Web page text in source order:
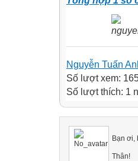
Nguyễn Tuấn
Số lượt xem:
Số lượt thích: 1
Bạn ơi,
Thân!